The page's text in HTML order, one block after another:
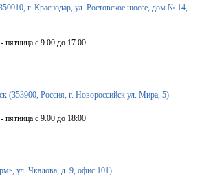
г. Краснодар, ул. Ростовское шоссе, дом № 14,
пятница с 9.00 до 17.00
(353900, Россия, г. Новороссийск ул. Мира, 5)
пятница с 9.00 до 18:00
ул. Чкалова, д. 9, офис 101)